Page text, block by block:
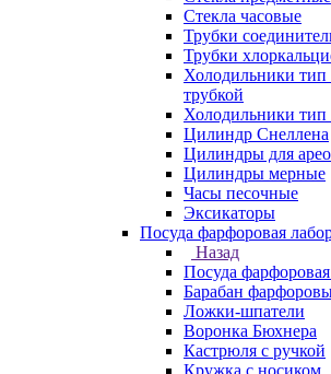
Стекла часовые
Трубки
Трубки
Холодильники
трубкой
Холодильники
Цилиндр Снеллена
Цилиндры для
Цилиндры мерные
Часы песочные
Эксикаторы
Посуда фарфоровая
Назад
Посуда
Барабан
Ложки-шпатели
Воронка Бюхнера
Кастрюля с ручкой
Кружка с носиком